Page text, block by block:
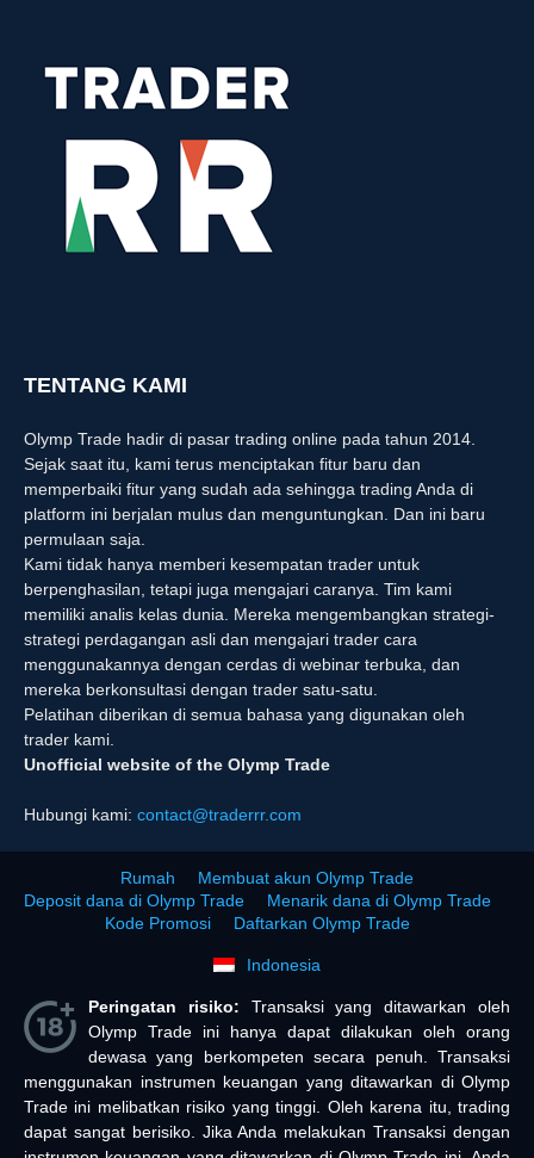
TENTANG KAMI
Olymp Trade hadir di pasar trading online pada tahun 2014.
Sejak saat itu, kami terus menciptakan fitur baru dan
memperbaiki fitur yang sudah ada sehingga trading Anda di
platform ini berjalan mulus dan menguntungkan. Dan ini baru
permulaan saja.
Kami tidak hanya memberi kesempatan trader untuk
berpenghasilan, tetapi juga mengajari caranya. Tim kami
memiliki analis kelas dunia. Mereka mengembangkan strategi-
strategi perdagangan asli dan mengajari trader cara
menggunakannya dengan cerdas di webinar terbuka, dan
mereka berkonsultasi dengan trader satu-satu.
Pelatihan diberikan di semua bahasa yang digunakan oleh
trader kami.
Unofficial website of the Olymp Trade
Hubungi kami: contact@traderrr.com
Rumah
Membuat akun Olymp Trade
Deposit dana di Olymp Trade
Menarik dana di Olymp Trade
Kode Promosi
Daftarkan Olymp Trade
Indonesia
Peringatan risiko: Transaksi yang ditawarkan oleh
Olymp Trade ini hanya dapat dilakukan oleh orang
dewasa yang berkompeten secara penuh. Transaksi
menggunakan instrumen keuangan yang ditawarkan di Olymp
Trade ini melibatkan risiko yang tinggi. Oleh karena itu, trading
dapat sangat berisiko. Jika Anda melakukan Transaksi dengan